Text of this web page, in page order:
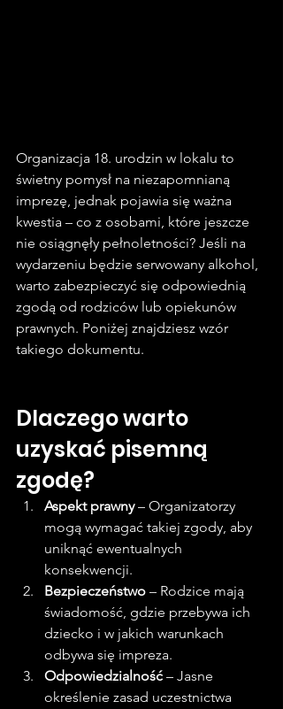
Organizacja 18. urodzin w lokalu to
świetny pomysł na niezapomnianą
imprezę, jednak pojawia się ważna
kwestia – co z osobami, które jeszcze
nie osiągnęły pełnoletności? Jeśli na
wydarzeniu będzie serwowany alkohol,
warto zabezpieczyć się odpowiednią
zgodą od rodziców lub opiekunów
prawnych. Poniżej znajdziesz wzór
takiego dokumentu.
Dlaczego warto
uzyskać pisemną
zgodę?
Aspekt prawny – Organizatorzy
mogą wymagać takiej zgody, aby
uniknąć ewentualnych
konsekwencji.
Bezpieczeństwo – Rodzice mają
świadomość, gdzie przebywa ich
dziecko i w jakich warunkach
odbywa się impreza.
Odpowiedzialność – Jasne
określenie zasad uczestnictwa